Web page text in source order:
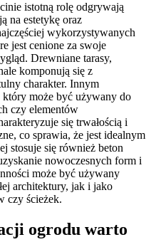
istotną rolę odgrywają
na estetykę oraz
wykorzystywanych
jest cenione za swoje
Drewniane tarasy,
komponują się z
charakter. Innym
który może być używany do
czy elementów
się trwałością i
co sprawia, że jest idealnym
stosuje się również beton
nowoczesnych form i
może być używany
architektury, jak i jako
czy ścieżek.
ogrodu warto